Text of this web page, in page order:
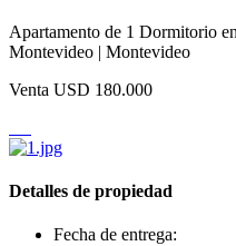
Apartamento de 1 Dormitorio
Montevideo | Montevideo
Venta USD 180.000
Detalles de propiedad
Fecha de entrega: